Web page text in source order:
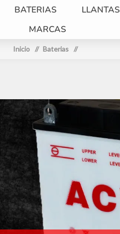
BATERIAS LLANTAS
MARCAS
Inicio / Baterias /